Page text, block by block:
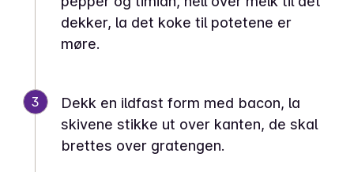
dekker, la det koke til potetene er
møre.
3
Dekk en ildfast form med bacon, la
skivene stikke ut over kanten, de skal
brettes over gratengen.